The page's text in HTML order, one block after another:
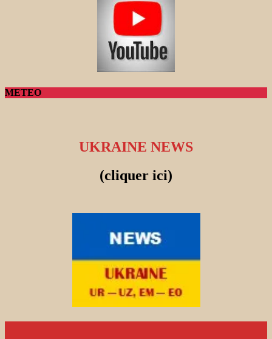
METEO
UKRAINE NEWS
(cliquer ici)